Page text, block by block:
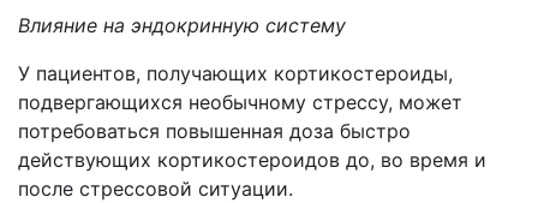
Влияние на эндокринную систему
У пациентов, получающих кортикостероиды,
подвергающихся необычному стрессу, может
потребоваться повышенная доза быстро
действующих кортикостероидов до, во время и
после стрессовой ситуации.